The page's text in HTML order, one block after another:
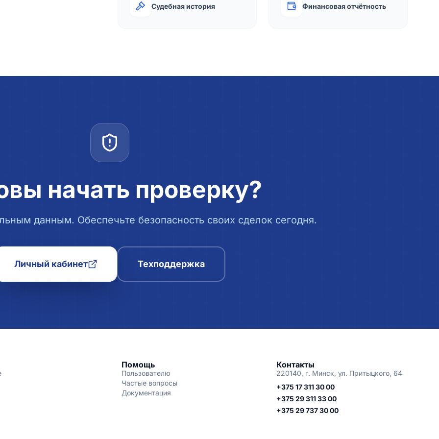
Судебная история Финансовая отчётность
начать проверку?
данным. Обеспечьте безопасность своих сделок сегодня.
Личный кабинет Техподдержка
Помощь
Пользователю
Частые вопросы
Документация
Контакты
220140, г. Минск, ул. Притыцкого, 64
+375 17 311 30 00
+375 29 311 33 00
+375 29 737 30 00